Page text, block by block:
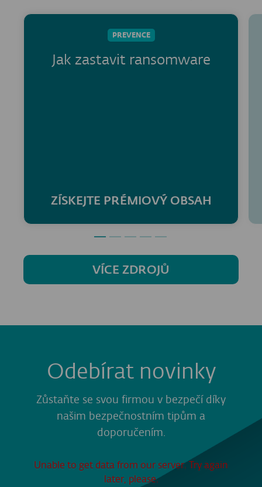
PREVENCE
Jak zastavit ransomware
ZÍSKEJTE PRÉMIOVÝ OBSAH
VÍCE ZDROJŮ
Odebírat novinky
Zůstaňte se svou firmou v bezpečí díky
našim bezpečnostním tipům a
doporučením.
Unable to get data from our server. Try again
later, please.